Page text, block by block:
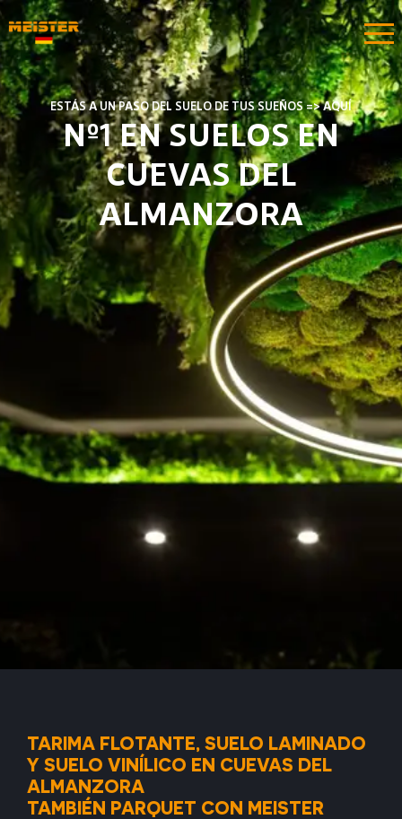
ESTÁS A UN PASO DEL SUELO DE TUS SUEÑOS => AQUÍ
Nº1 EN SUELOS EN
CUEVAS DEL
ALMANZORA
TARIMA FLOTANTE, SUELO LAMINADO
Y SUELO VINÍLICO EN CUEVAS DEL
ALMANZORA
TAMBIÉN PARQUET CON MEISTER